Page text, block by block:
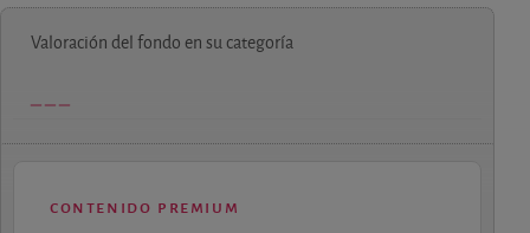
Valoración del fondo en su categoría
contenido premium